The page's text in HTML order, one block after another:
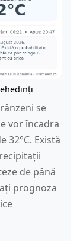
se
vor încadra
32°C. Există
de până
prognoza